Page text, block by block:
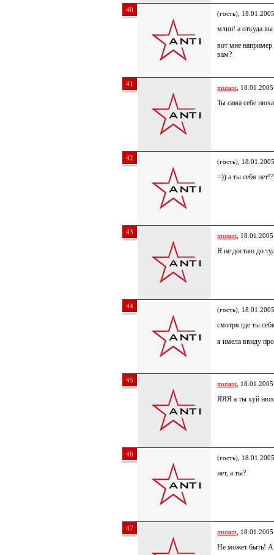
40 (гость),
млин! а откуда вы
вот мне например
вам?
41 mutant ,
Ты сама себе
42 (гость),
=)) а ты себя
43 mutant ,
Я не достаю до
44 (гость),
смотря где ты
я имела ввиду
45 mutant ,
ЯЯЯ а ты хуй
46 (гость),
нет, а ты?
47 mutant ,
Не может быть!